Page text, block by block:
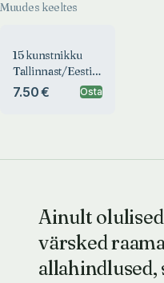
Muudes keeltes
15 kunstnikku
Tallinnast/Eestist.
15 konstnärer
7.50 € Osta
Ainult
värsked
allahindlused,